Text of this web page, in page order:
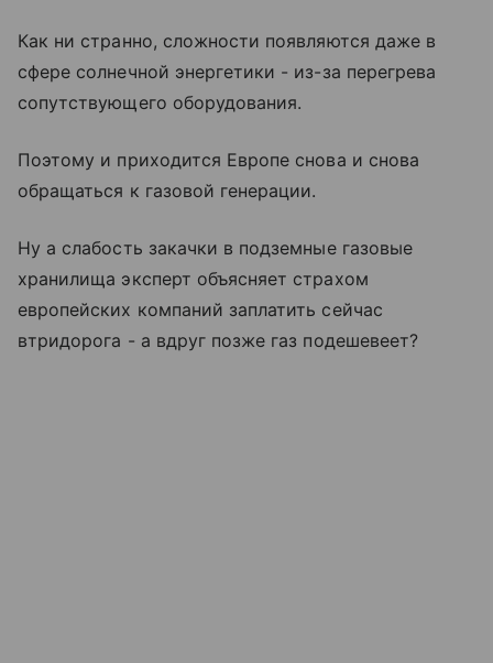
Как ни странно, сложности появляются даже в
сфере солнечной энергетики - из-за перегрева
сопутствующего оборудования.
Поэтому и приходится Европе снова и снова
обращаться к газовой генерации.
Ну а слабость закачки в подземные газовые
хранилища эксперт объясняет страхом
европейских компаний заплатить сейчас
втридорога - а вдруг позже газ подешевеет?